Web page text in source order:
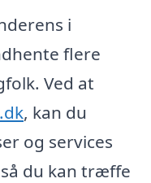
i
flere
Ved at
, kan du
og services
du kan træffe